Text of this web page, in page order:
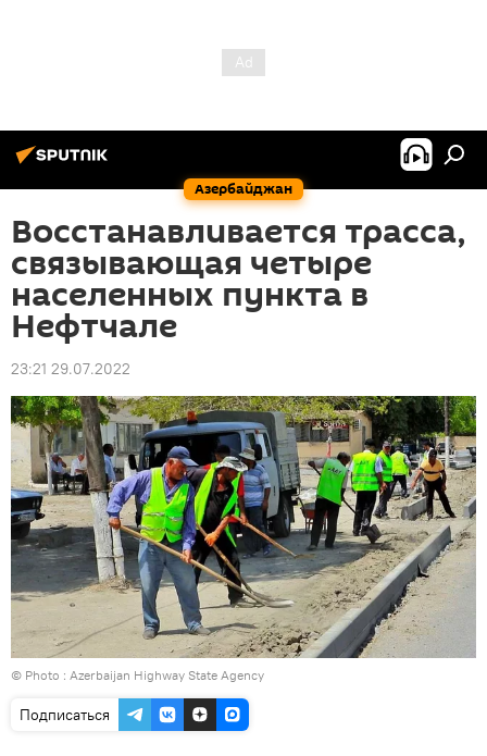
Азербайджан
Восстанавливается трасса,
связывающая четыре
населенных пункта в
Нефтчале
23:21 29.07.2022
© Photo : Azerbaijan Highway State Agency
Подписаться